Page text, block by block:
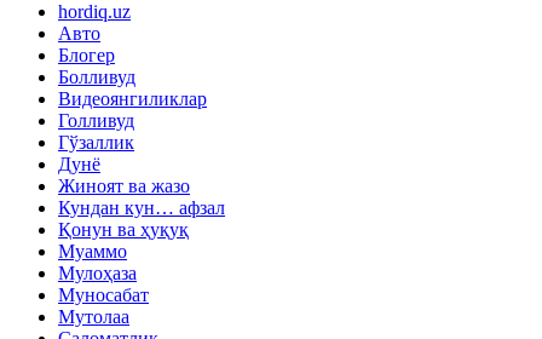
hordiq.uz
Авто
Блогер
Болливуд
Видеоянгиликлар
Голливуд
Гўзаллик
Дунё
Жиноят ва жазо
Кундан кун… афзал
Қонун ва ҳуқуқ
Муаммо
Мулоҳаза
Муносабат
Мутолаа